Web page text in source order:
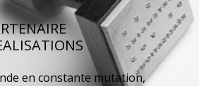
en constante mutation,